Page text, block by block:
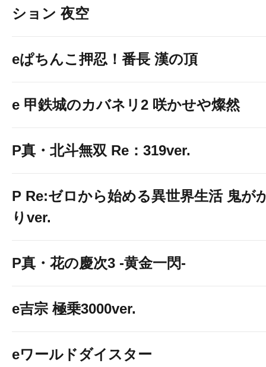
ション 夜空
eぱちんこ押忍！番長 漢の頂
e 甲鉄城のカバネリ2 咲かせや燦然
P真・北斗無双 Re：319ver.
P Re:ゼロから始める異世界生活 鬼が
りver.
P真・花の慶次3 -黄金一閃-
e吉宗 極乗3000ver.
eワールドダイスター